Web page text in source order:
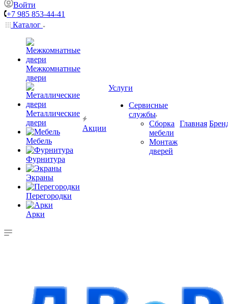
Войти
+7 985 853-44-41
Каталог
Межкомнатные
двери
Металлические
двери
Мебель
Фурнитура
Экраны
Перегородки
Арки
Акции
Услуги
Сервисные
службы
Сборка
мебели
Монтаж
дверей
Главная